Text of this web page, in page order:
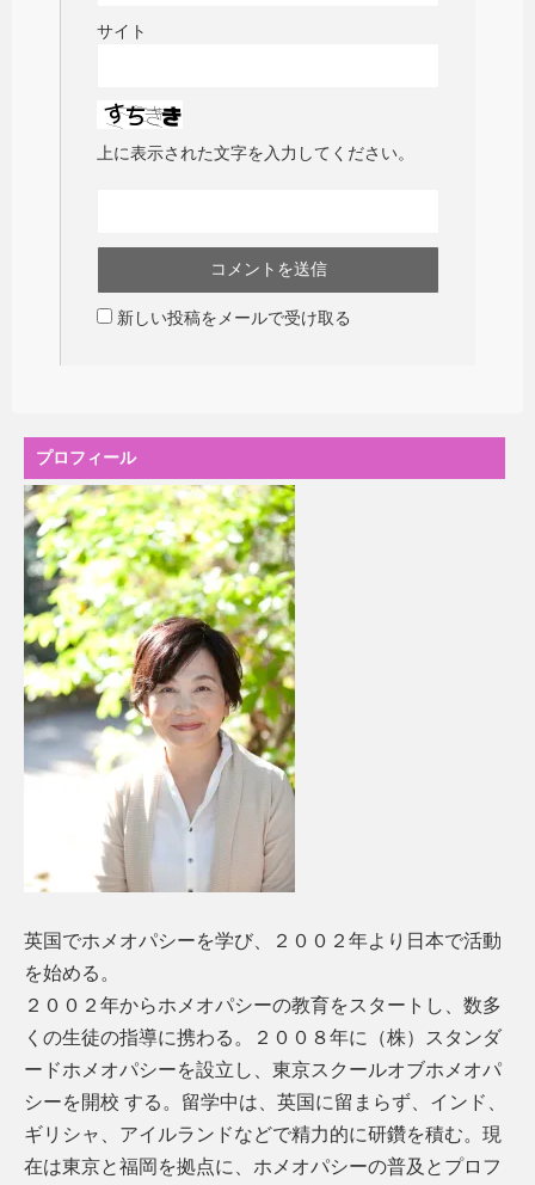
サイト
上に表示された文字を入力してください。
新しい投稿をメールで受け取る
プロフィール
英国でホメオパシーを学び、２００２年より日本で活動
を始める。
２００２年からホメオパシーの教育をスタートし、数多
くの生徒の指導に携わる。２００８年に（株）スタンダ
ードホメオパシーを設立し、東京スクールオブホメオパ
シーを開校 する。留学中は、英国に留まらず、インド、
ギリシャ、アイルランドなどで精力的に研鑽を積む。現
在は東京と福岡を拠点に、ホメオパシーの普及とプロフ